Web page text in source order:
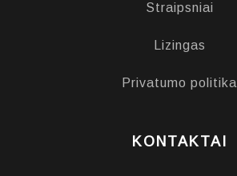
Straipsniai
Lizingas
Privatumo politika
KONTAKTAI